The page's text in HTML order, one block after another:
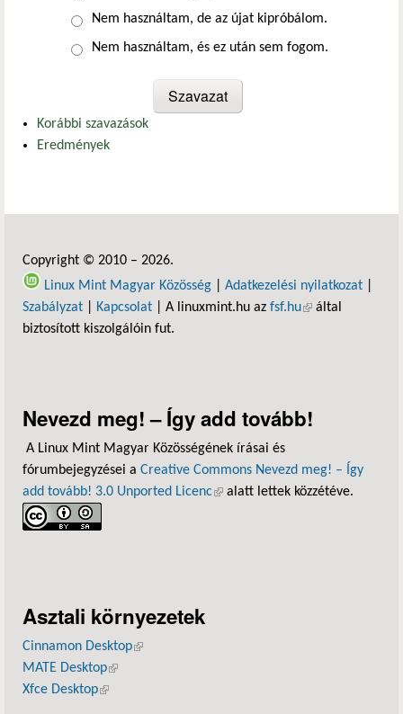
Nem használtam, de az újat kipróbálom.
Nem használtam, és ez után sem fogom.
Korábbi szavazások
Eredmények
Copyright © 2010 – 2026.
Linux Mint Magyar Közösség
Adatkezelési nyilatkozat
Szabályzat
Kapcsolat | A linuxmint.hu az fsf.hu(külső hivatkozás)
által
biztosított kiszolgálóin fut.
Nevezd meg! – Így add tovább!
A Linux Mint Magyar Közösségének írásai és
fórumbejegyzései a Creative Commons Nevezd meg! – Így
add tovább! 3.0 Unported Licenc(külső hivatkozás)
alatt lettek közzétéve.
Asztali környezetek
Cinnamon Desktop(külső hivatkozás)
MATE Desktop(külső hivatkozás)
Xfce Desktop(külső hivatkozás)